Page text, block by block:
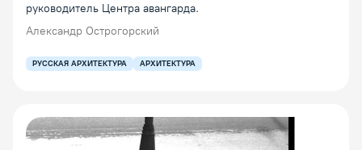
руководитель Центра авангарда.
Александр Острогорский
РУССКАЯ АРХИТЕКТУРА АРХИТЕКТУРА